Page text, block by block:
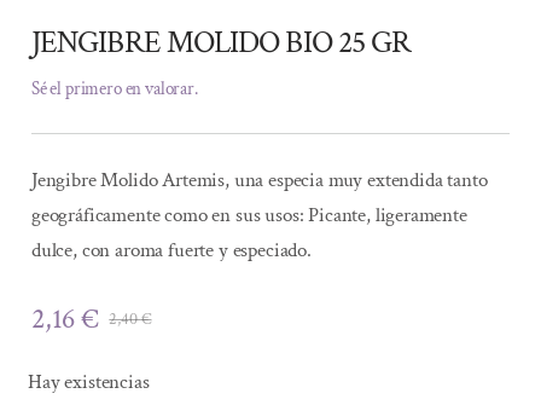
JENGIBRE MOLIDO BIO 25 GR
Sé el primero en valorar.
Jengibre Molido Artemis, una especia muy extendida tanto
geográficamente como en sus usos: Picante, ligeramente
dulce, con aroma fuerte y especiado.
2,40€El
2,16€
El
Hay existencias